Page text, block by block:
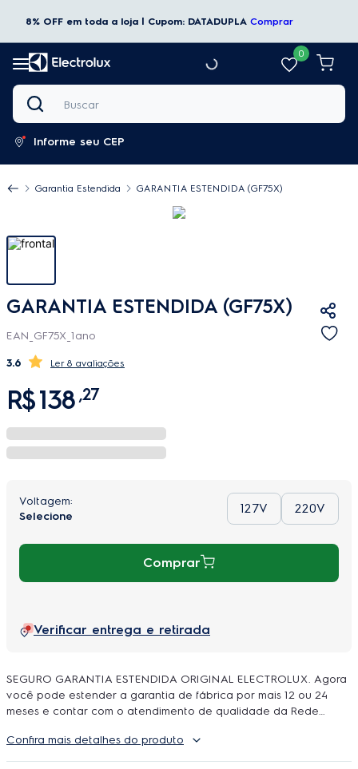
8% OFF em toda a loja | Cupom: DATADUPLA Comprar
0
Buscar
Informe seu CEP
Garantia Estendida GARANTIA ESTENDIDA (GF75X)
GARANTIA ESTENDIDA (GF75X)
EAN_GF75X_1ano
3.6 8 avaliações
R$138 ,27
127V 220V
Comprar
Verificar entrega e retirada
SEGURO GARANTIA ESTENDIDA ORIGINAL ELECTROLUX. Agora
você pode estender a garantia de fábrica por mais 12 ou 24
meses e contar com o atendimento de qualidade da Rede
podem ser feitos quantos reparos forem necessarios, incluindo
peças e serviço, sem você se preoupar com orçamentos e
Confira mais detalhes do produto